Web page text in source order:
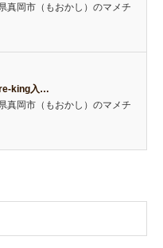
真岡市（もおかし）のマメチ
king入…
真岡市（もおかし）のマメチ